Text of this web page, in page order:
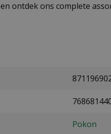
en ontdek ons complete
Pokon